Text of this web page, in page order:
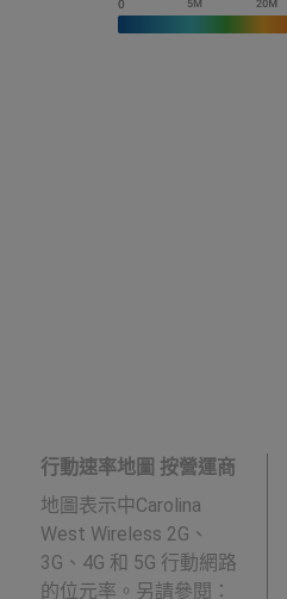
行動速率地圖 按營運商
地圖表示中Carolina
West Wireless 2G、
3G、4G 和 5G 行動網路
的位元率。另請參閱：